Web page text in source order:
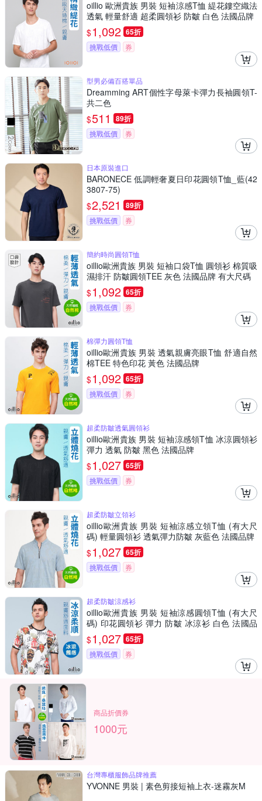
oillio 歐洲貴族 男裝 短袖涼感T恤 緹花鏤空織法
透氣 輕量舒適 超柔圓領衫 防皺 白色 法國品牌
$1,092 65折
挑戰低價 券
型男必備百搭單品
Dreamming ART個性字母萊卡彈力長袖圓領T-
共二色
$511 89折
挑戰低價 券
日本原裝進口
BARONECE 低調輕奢夏日印花圓領T恤_藍(42
3807-75)
$2,521 89折
挑戰低價 券
簡約時尚圓領T恤
oillio歐洲貴族 男裝 短袖口袋T恤 圓領衫 棉質吸
濕排汗 防皺圓領TEE 灰色 法國品牌 有大尺碼
$1,092 65折
挑戰低價 券
棉彈力圓領T恤
oillio歐洲貴族 男裝 透氣親膚亮眼T恤 舒適自然
棉TEE 特色印花 黃色 法國品牌
$1,092 65折
挑戰低價 券
超柔防皺透氣圓領衫
oillio歐洲貴族 男裝 短袖涼感領T恤 冰涼圓領衫
彈力 透氣 防皺 黑色 法國品牌
$1,027 65折
挑戰低價 券
超柔防皺立領衫
oillio歐洲貴族 男裝 短袖涼感立領T恤 (有大尺
碼) 輕量圓領衫 透氣彈力防皺 灰藍色 法國品牌
$1,027 65折
挑戰低價 券
超柔防皺涼感衫
oillio歐洲貴族 男裝 短袖涼感圓領T恤 (有大尺
碼) 印花圓領衫 彈力 防皺 冰涼衫 白色 法國品
牌
$1,027 65折
挑戰低價 券
商品折價券
1000元
台灣專櫃服飾品牌推薦
YVONNE 男裝 | 素色剪接短袖上衣-迷霧灰M